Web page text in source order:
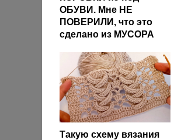
ОБУВИ. Мне НЕ
ПОВЕРИЛИ, что это
сделано из МУСОРА
Такую схему вязания